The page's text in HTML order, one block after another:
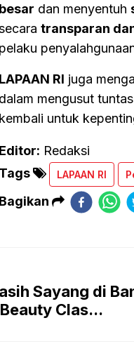
besar dan menyentuh
transparan
pelaku
LAPAAN RI juga
dalam mengusut
kembali untuk
Editor: Redaksi
Tags
LAPAAN RI
Bagikan
Sayang di
Clas...